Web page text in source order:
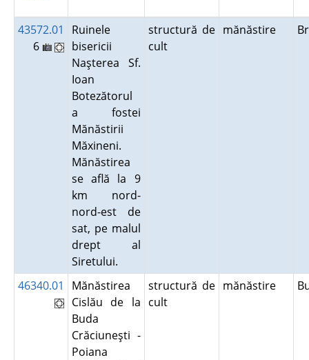
43572.01
6
Ruinele
bisericii
Naşterea Sf.
Ioan
Botezătorul
a fostei
Mănăstirii
Măxineni.
Mănăstirea
se află la 9
km nord-
nord-est de
sat, pe malul
drept al
Siretului.
structură de
cult
mănăstire
46340.01
Mănăstirea
Cislău de la
Buda
Crăciuneşti -
Poiana
structură de
cult
mănăstire